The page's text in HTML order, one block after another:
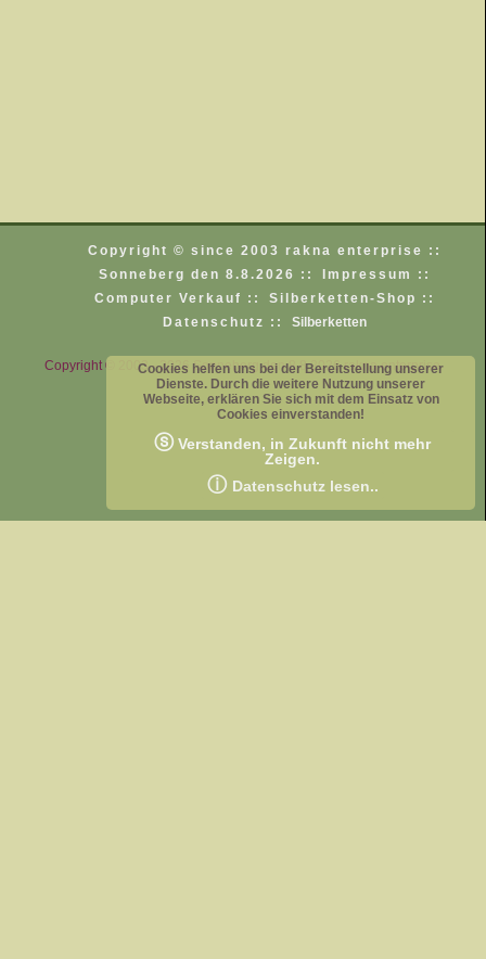
Copyright © since 2003 rakna enterprise ::
Sonneberg den 8.8.2026 ::
Impressum ::
Computer Verkauf ::
Silberketten-Shop ::
Datenschutz ::
Silberketten
Cookies helfen uns bei der Bereitstellung unserer
Dienste. Durch die weitere Nutzung unserer
Webseite, erklären Sie sich mit dem Einsatz von
Cookies einverstanden!
ⓢ Verstanden, in Zukunft nicht mehr
Zeigen.
ⓘ Datenschutz lesen..
Copyright © 2003 - 2026 Sonneberg den 8.8.2026 rakna enterprise